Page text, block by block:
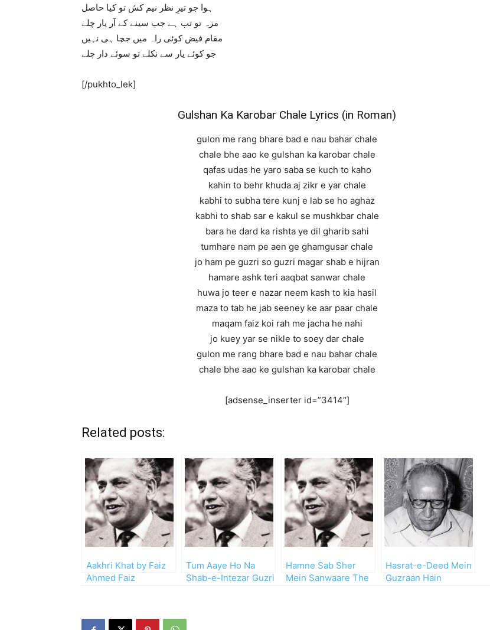
ہوا جو تیرِ نظر نیم کش تو کیا حاصل
مزہ تو تب ہے جب سینے کے آر پار چلے
مقام فیض کوئی راہ میں جچا ہی نہیں
جو کوئے یار سے نکلے تو سوئے دار چلے
[/pukhto_lek]
Gulshan Ka Karobar Chale Lyrics (in Roman)
gulon me rang bhare bad e nau bahar chale
chale bhe aao ke gulshan ka karobar chale
qafas udas he yaro saba se kuch to kaho
kahin to behr khuda aj zikr e yar chale
kabhi to subha tere kunj e lab se ho aghaz
kabhi to shab sar e kakul se mushkbar chale
bara he dard ka rishta ye dil gharib sahi
tumhare nam pe aen ge ghamgusar chale
jo ham pe guzri so guzri magar shab e hijran
hamare ashk teri aaqbat sanwar chale
huwa jo teer e nazar neem kash to kia hasil
maza to tab he jab seeney ke aar paar chale
maqam faiz koi rah me jacha he nahi
jo kuey yar se nikle to soey dar chale
gulon me rang bhare bad e nau bahar chale
chale bhe aao ke gulshan ka karobar chale
[adsense_inserter id=”3414″]
Related posts:
Aakhri Khat by Faiz
Ahmed Faiz
Tum Aaye Ho Na
Shab-e-Intezar Guzri
Hamne Sab Sher
Mein Sanwaare The
Hasrat-e-Deed Mein
Guzraan Hain